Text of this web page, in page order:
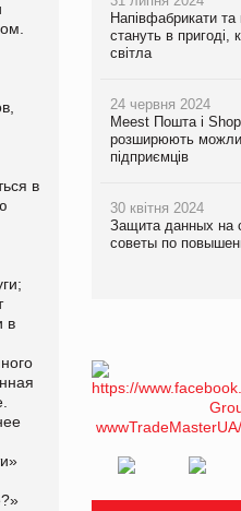
Напівфабрикати та
стануть в пригоді,
світла
24 червня 2024
Meest Пошта і
розширюють
підприємців
30 квітня 2024
Защита данных на
советы по